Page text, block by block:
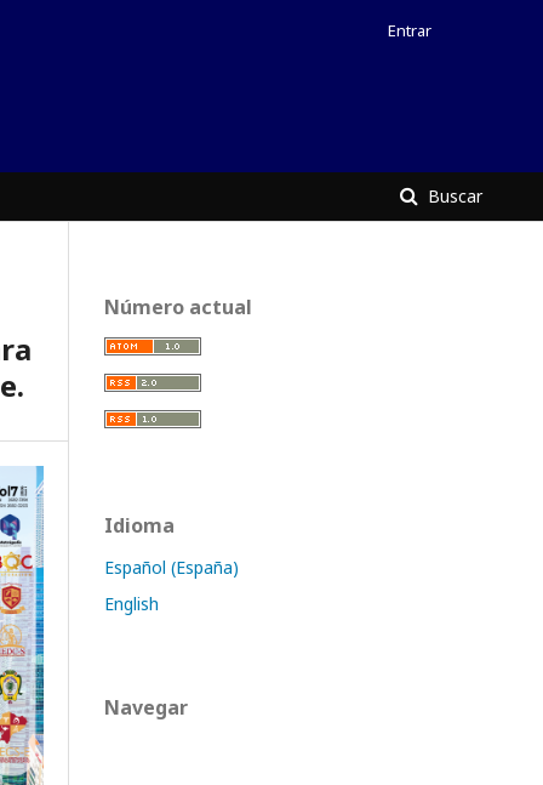
Buscar
Entrar
Número actual
Idioma
Español (España)
English
Navegar